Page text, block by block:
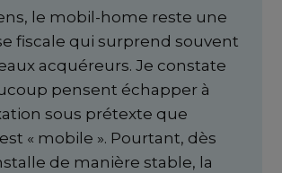
le mobil-home reste une
fiscale qui surprend souvent
acquéreurs. Je constate
pensent échapper à
sous prétexte que
est « mobile ». Pourtant, dès
de manière stable, la